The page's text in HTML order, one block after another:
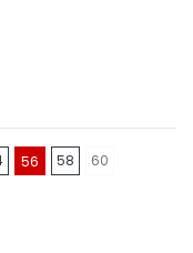
56 58 60